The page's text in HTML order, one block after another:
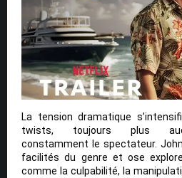
La tension dramatique
twists, toujours plus
constamment le spectateur.
facilités du genre et ose
comme la culpabilité, la